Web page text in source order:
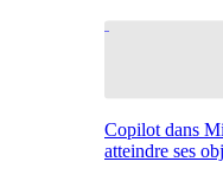
Copilot dans
atteindre ses